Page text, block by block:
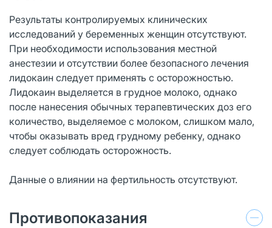
Результаты контролируемых клинических
исследований у беременных женщин отсутствуют.
При необходимости использования местной
анестезии и отсутствии более безопасного лечения
лидокаин следует применять с осторожностью.
Лидокаин выделяется в грудное молоко, однако
после нанесения обычных терапевтических доз его
количество, выделяемое с молоком, слишком мало,
чтобы оказывать вред грудному ребенку, однако
следует соблюдать осторожность.
Данные о влиянии на фертильность отсутствуют.
Противопоказания